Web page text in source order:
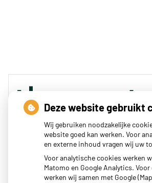
of zoek op lichaam
Deze website gebruikt
Wij gebruiken noodzakelijke
website goed kan werken. Voor
en externe inhoud vragen wij uw
Voor analytische cookies werken
Matomo en Google Analytics.
werken wij samen met Google